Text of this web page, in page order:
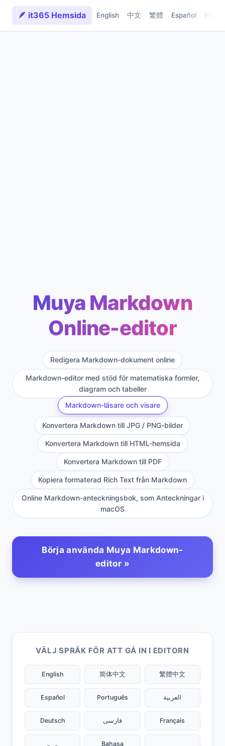
🪶 it365 Hemsida English 中文 繁體 Español
Muya Markdown
Online-editor
Redigera Markdown-dokument online
Markdown-editor med stöd för matematiska formler,
diagram och tabeller
Markdown-läsare och visare
Konvertera Markdown till JPG / PNG-bilder
Konvertera Markdown till HTML-hemsida
Konvertera Markdown till PDF
Kopiera formaterad Rich Text från Markdown
Online Markdown-anteckningsbok, som Anteckningar i
macOS
Börja använda Muya Markdown-
editor »
VÄLJ SPRÅK FÖR ATT GÅ IN I EDITORN
English 简体中文 繁體中文
Español Português العربية
Deutsch فارسی Français
Bahasa